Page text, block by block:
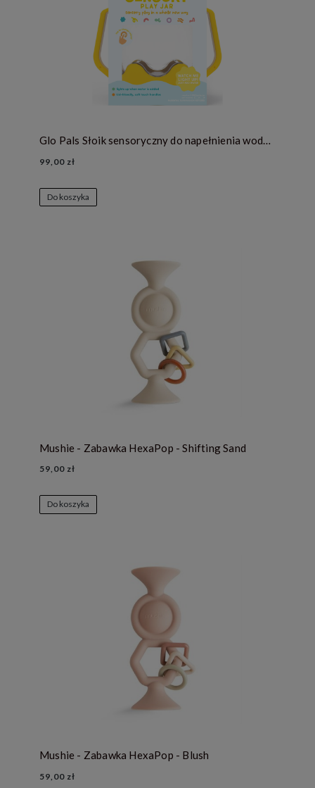
Glo Pals Słoik sensoryczny do napełnienia wodą, kolor żółty
99,00 zł
Do koszyka
Mushie - Zabawka HexaPop - Shifting Sand
59,00 zł
Do koszyka
Mushie - Zabawka HexaPop - Blush
59,00 zł